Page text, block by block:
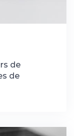
de
de